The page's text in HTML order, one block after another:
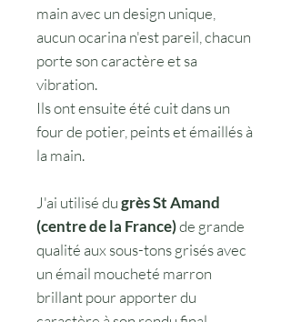
main avec un design unique,
aucun ocarina n'est pareil, chacun
porte son caractère et sa
vibration.
Ils ont ensuite été cuit dans un
four de potier, peints et émaillés à
la main.
J'ai utilisé dugrès St Amand
(centre de la France)de grande
qualité aux sous-tons grisés avec
un émail moucheté marron
brillant pour apporter du